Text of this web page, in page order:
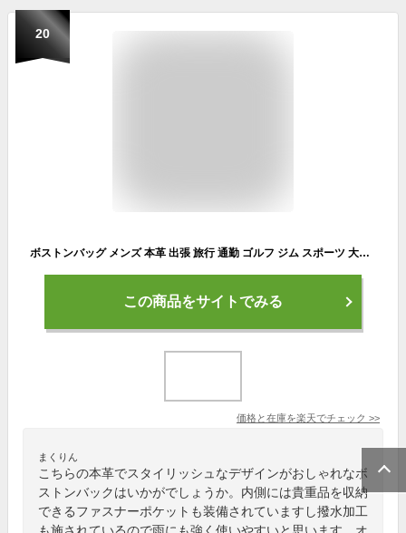
20
ボストンバッグ メンズ 本革 出張 旅行 通勤 ゴルフ ジム スポーツ 大容量 バッグ ボストンバック 大きめ 大型 レザー 革 サフィアーノ ボストン ビジネス ショルダー 2way PC収納 おしゃれ 2泊 3泊 送料無料 GOLDMEN GA803
この商品をサイトでみる
価格と在庫を楽天でチェック >>
まくりん
こちらの本革でスタイリッシュなデザインがおしゃれなボ
ストンバックはいかがでしょうか。内側には貴重品を収納
できるファスナーポケットも装備されていますし撥水加工